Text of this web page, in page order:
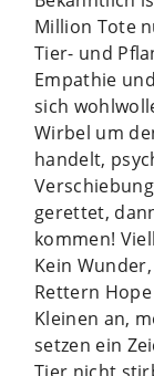
Million Tote
Tier- und
Empathie
sich
Wirbel um
handelt,
gerettet,
kommen!
Kein
Rettern
Kleinen an,
setzen ein